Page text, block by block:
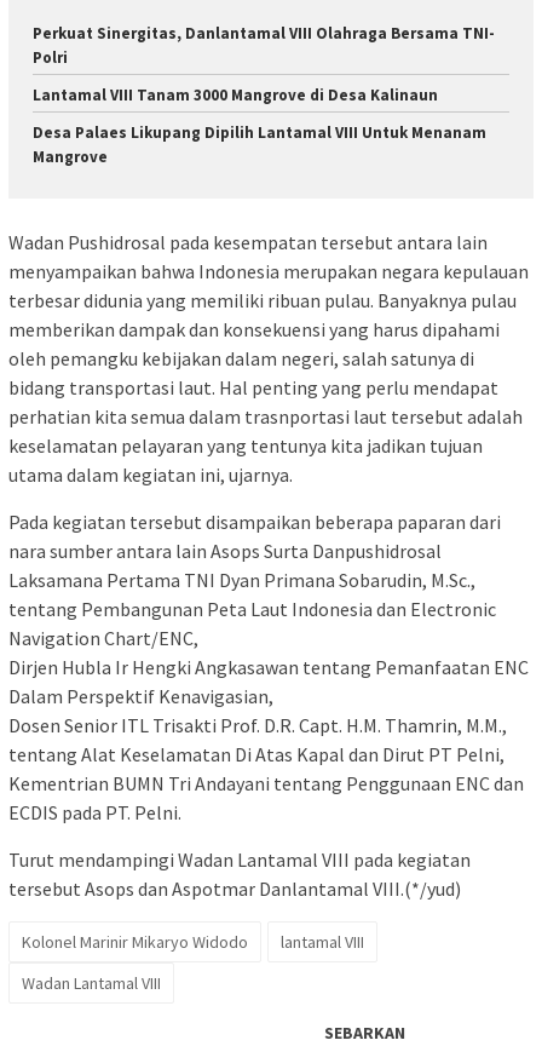
Perkuat Sinergitas, Danlantamal VIII Olahraga Bersama TNI-
Polri
Lantamal VIII Tanam 3000 Mangrove di Desa Kalinaun
Desa Palaes Likupang Dipilih Lantamal VIII Untuk Menanam
Mangrove
Wadan Pushidrosal pada kesempatan tersebut antara lain
menyampaikan bahwa Indonesia merupakan negara kepulauan
terbesar didunia yang memiliki ribuan pulau. Banyaknya pulau
memberikan dampak dan konsekuensi yang harus dipahami
oleh pemangku kebijakan dalam negeri, salah satunya di
bidang transportasi laut. Hal penting yang perlu mendapat
perhatian kita semua dalam trasnportasi laut tersebut adalah
keselamatan pelayaran yang tentunya kita jadikan tujuan
utama dalam kegiatan ini, ujarnya.
Pada kegiatan tersebut disampaikan beberapa paparan dari
nara sumber antara lain Asops Surta Danpushidrosal
Laksamana Pertama TNI Dyan Primana Sobarudin, M.Sc.,
tentang Pembangunan Peta Laut Indonesia dan Electronic
Navigation Chart/ENC,
Dirjen Hubla Ir Hengki Angkasawan tentang Pemanfaatan ENC
Dalam Perspektif Kenavigasian,
Dosen Senior ITL Trisakti Prof. D.R. Capt. H.M. Thamrin, M.M.,
tentang Alat Keselamatan Di Atas Kapal dan Dirut PT Pelni,
Kementrian BUMN Tri Andayani tentang Penggunaan ENC dan
ECDIS pada PT. Pelni.
Turut mendampingi Wadan Lantamal VIII pada kegiatan
tersebut Asops dan Aspotmar Danlantamal VIII.(*/yud)
Kolonel Marinir Mikaryo Widodo
lantamal VIII
Wadan Lantamal VIII
SEBARKAN